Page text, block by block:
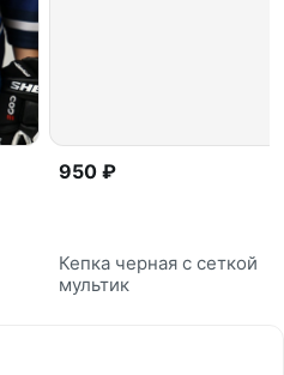
950 ₽
Кепка черная с сеткой
мультик